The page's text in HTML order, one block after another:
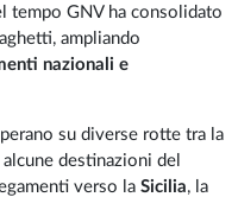
tempo GNV ha consolidato
ampliando
nazionali e
su diverse rotte tra la
alcune destinazioni del
verso laSicilia, la